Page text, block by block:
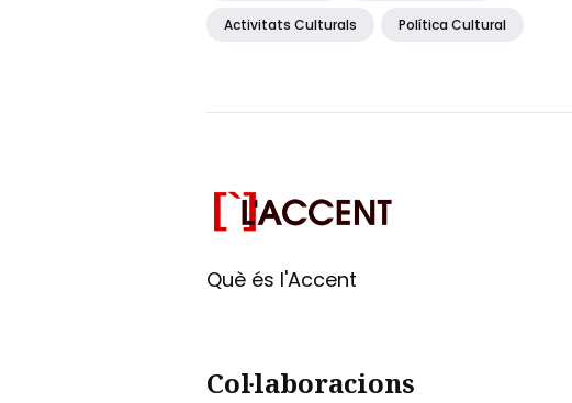
Activitats Culturals Política Cultural
Què és l'Accent
Col·laboracions